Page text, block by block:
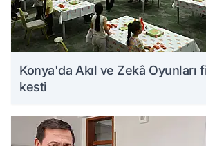
Konya'da Akıl ve Zekâ Oyunları
kesti